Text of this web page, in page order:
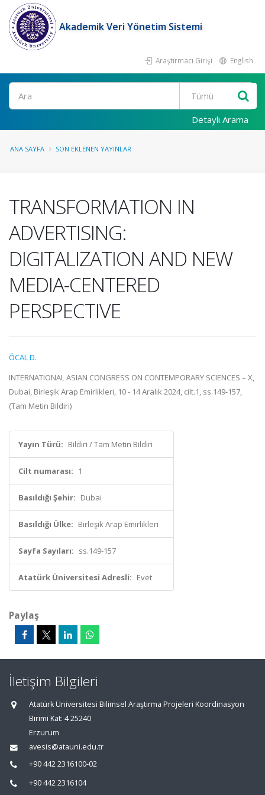
Akademik Veri Yönetim Sistemi
Araştırmacı Girişi English
Ara
Detaylı Arama
ANA SAYFA SON EKLENEN YAYINLAR
TRANSFORMATION IN
ADVERTISING:
DIGITALIZATION AND NEW
MEDIA-CENTERED
PERSPECTIVE
ÖCAL D.
INTERNATIONAL ASIAN CONGRESS ON CONTEMPORARY SCIENCES – X,
Dubai, Birleşik Arap Emirlikleri, 10 - 14 Aralık 2024, cilt.1, ss.149-157,
(Tam Metin Bildiri)
Yayın Türü: Bildiri / Tam Metin Bildiri
Cilt numarası: 1
Basıldığı Şehir: Dubai
Basıldığı Ülke: Birleşik Arap Emirlikleri
Sayfa Sayıları: ss.149-157
Atatürk Üniversitesi Adresli: Evet
Paylaş
İletişim Bilgileri
Atatürk Üniversitesi Bilimsel Araştırma Projeleri Koordinasyon
Birimi Kat: 4 25240
Erzurum
avesis@atauni.edu.tr
+90 442 2316100-02
+90 442 2316104